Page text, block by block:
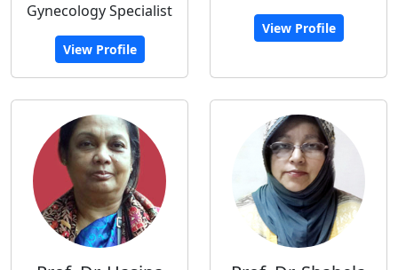
Gynecology Specialist
View Profile
View Profile